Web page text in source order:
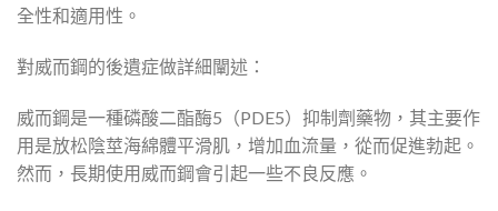
全性和適用性。
對威而鋼的後遺症做詳細闡述：
威而鋼是一種磷酸二酯酶5（PDE5）抑制劑藥物，其主要作
用是放松陰莖海綿體平滑肌，增加血流量，從而促進勃起。
然而，長期使用威而鋼會引起一些不良反應。